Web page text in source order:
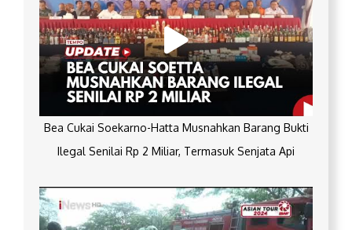
Bea Cukai Soekarno-Hatta Musnahkan Barang Bukti
Ilegal Senilai Rp 2 Miliar, Termasuk Senjata Api